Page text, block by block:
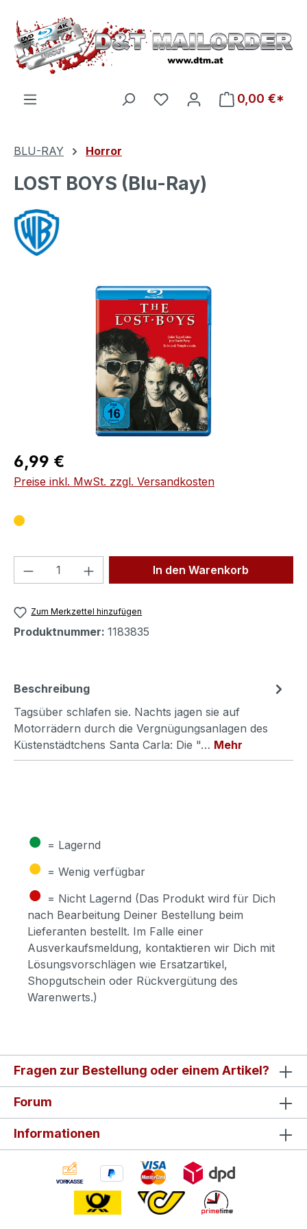
Zum Hauptinhalt springen
Du hast 0 Produkte auf
0,00 €*
BLU-RAY Horror
LOST BOYS (Blu-Ray)
Bildergalerie überspringen
Regulärer Preis:
6,99 €
Preise inkl. MwSt. zzgl. Versandkosten
Produkt Anzahl: Gib denIn den Warenkorb
Zum Merkzettel hinzufügen
Produktnummer: 1183835
Beschreibung
Tagsüber schlafen sie. Nachts jagen sie auf
Motorrädern durch die Vergnügungsanlagen des
Küstenstädtchens Santa Carla: Die "… Mehr
● = Lagernd
● = Wenig verfügbar
● = Nicht Lagernd (Das Produkt wird für Dich
nach Bearbeitung Deiner Bestellung beim
Lieferanten bestellt. Im Falle einer
Ausverkaufsmeldung, kontaktieren wir Dich mit
Lösungsvorschlägen wie Ersatzartikel,
Shopgutschein oder Rückvergütung des
Warenwerts.)
Fragen zur Bestellung oder einem Artikel?
Forum
Informationen